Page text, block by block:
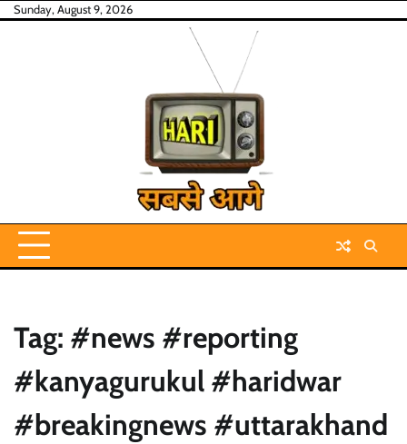
SkipSunday, August 9, 2026
Tag: #news #reporting
#kanyagurukul #haridwar
#breakingnews #uttarakhand